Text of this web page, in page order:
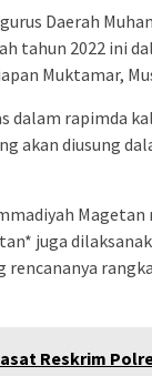
Daerah
tahun 2022 ini
Muktamar,
dalam rapimda
akan diusung
juga
rencananya
Reskrim